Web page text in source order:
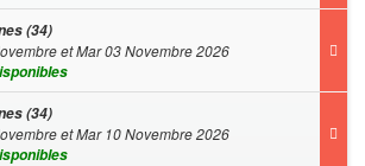
(34)
et Mar 03 Novembre 2026
(34)
et Mar 10 Novembre 2026